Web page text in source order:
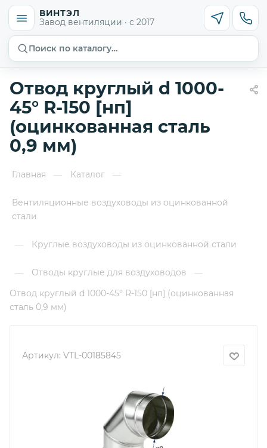
ВИНТЭЛ
Завод вентиляции · с 2017
Поиск по каталогу…
Отвод круглый d 1000-
45° R-150 [нп]
(оцинкованная сталь
0,9 мм)
Главная — Каталог —
Вентиляционные воздуховоды из оцинкованной
стали
— Круглые воздуховоды из оцинкованной стали
— Отводы круглые для воздуховодов
—
Отвод круглый d 1000-45° R-150 [нп] (оцинкованная
сталь 0,9 мм)
Артикул: VTL-00185845